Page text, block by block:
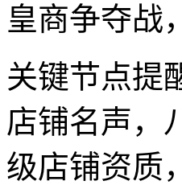
皇商争夺战
关键节点提
店铺名声，
级店铺资质